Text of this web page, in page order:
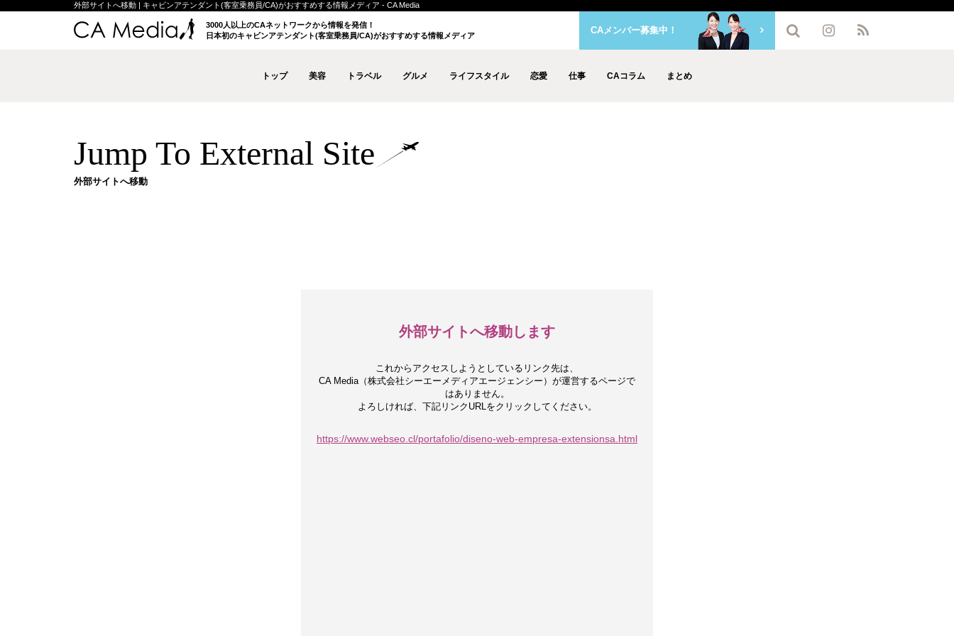
外部サイトへ移動 | キャビンアテンダント(客室乗務員/CA)がおすすめする情報メディア - CA Media
3000人以上のCAネットワークから情報を発信！
日本初のキャビンアテンダント(客室乗務員/CA)がおすすめする情報メディア
トップ 美容 トラベル グルメ ライフスタイル 恋愛 仕事 CAコラム まとめ
CAメンバー募集中！
Jump To External Site
外部サイトへ移動
外部サイトへ移動します
これからアクセスしようとしているリンク先は、
CA Media（株式会社シーエーメディアエージェンシー）が運営するページで
はありません。
よろしければ、下記リンクURLをクリックしてください。
https://www.webseo.cl/portafolio/diseno-web-empresa-extensionsa.html